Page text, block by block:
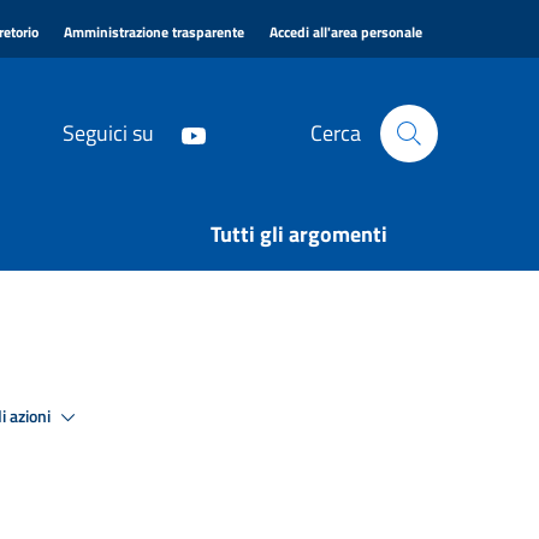
Amministrazione trasparente Accedi all'area personale
Seguici su Cerca
Tutti gli argomenti
azioni